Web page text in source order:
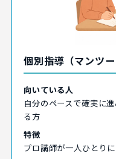
個別指導（マンツー
向いている人
自分のペースで確実に
る方
特徴
プロ講師が一人ひとり